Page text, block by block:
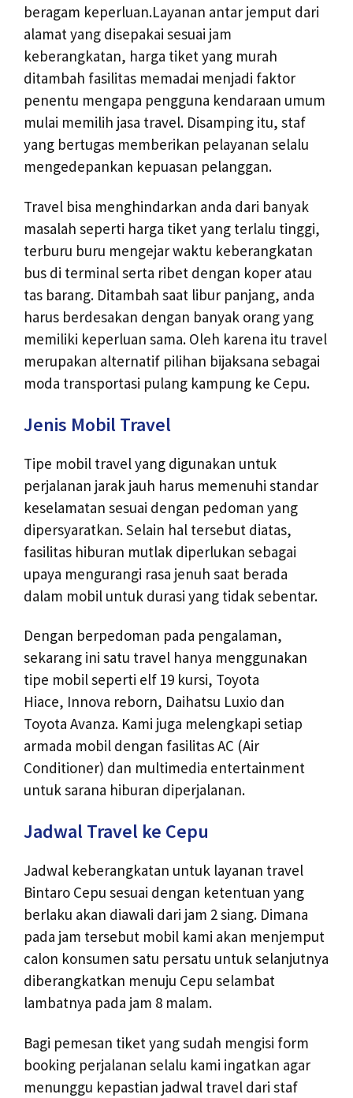
beragam keperluan.Layanan antar jemput dari
alamat yang disepakai sesuai jam
keberangkatan, harga tiket yang murah
ditambah fasilitas memadai menjadi faktor
penentu mengapa pengguna kendaraan umum
mulai memilih jasa travel. Disamping itu, staf
yang bertugas memberikan pelayanan selalu
mengedepankan kepuasan pelanggan.
Travel bisa menghindarkan anda dari banyak
masalah seperti harga tiket yang terlalu tinggi,
terburu buru mengejar waktu keberangkatan
bus di terminal serta ribet dengan koper atau
tas barang. Ditambah saat libur panjang, anda
harus berdesakan dengan banyak orang yang
memiliki keperluan sama. Oleh karena itu travel
merupakan alternatif pilihan bijaksana sebagai
moda transportasi pulang kampung ke Cepu.
Jenis Mobil Travel
Tipe mobil travel yang digunakan untuk
perjalanan jarak jauh harus memenuhi standar
keselamatan sesuai dengan pedoman yang
dipersyaratkan. Selain hal tersebut diatas,
fasilitas hiburan mutlak diperlukan sebagai
upaya mengurangi rasa jenuh saat berada
dalam mobil untuk durasi yang tidak sebentar.
Dengan berpedoman pada pengalaman,
sekarang ini satu travel hanya menggunakan
tipe mobil seperti elf 19 kursi, Toyota
Hiace, Innova reborn, Daihatsu Luxio dan
Toyota Avanza. Kami juga melengkapi setiap
armada mobil dengan fasilitas AC (Air
Conditioner) dan multimedia entertainment
untuk sarana hiburan diperjalanan.
Jadwal Travel ke Cepu
Jadwal keberangkatan untuk layanan travel
Bintaro Cepu sesuai dengan ketentuan yang
berlaku akan diawali dari jam 2 siang. Dimana
pada jam tersebut mobil kami akan menjemput
calon konsumen satu persatu untuk selanjutnya
diberangkatkan menuju Cepu selambat
lambatnya pada jam 8 malam.
Bagi pemesan tiket yang sudah mengisi form
booking perjalanan selalu kami ingatkan agar
menunggu kepastian jadwal travel dari staf